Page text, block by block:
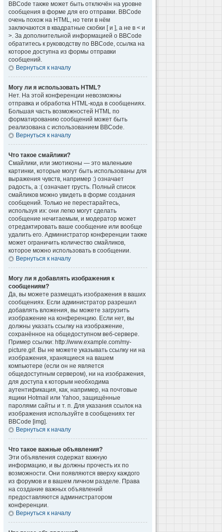
BBCode также может быть отключён на уровне
сообщения в форме для его отправки. BBCode
очень похож на HTML, но теги в нём
заключаются в квадратные скобки [ и ], а не в < и
>. За дополнительной информацией о BBCode
обратитесь к руководству по BBCode, ссылка на
которое доступна из формы отправки
сообщений.
Вернуться к началу
Могу ли я использовать HTML?
Нет. На этой конференции невозможны
отправка и обработка HTML-кода в сообщениях.
Большая часть возможностей HTML по
форматированию сообщений может быть
реализована с использованием BBCode.
Вернуться к началу
Что такое смайлики?
Смайлики, или эмотиконы — это маленькие
картинки, которые могут быть использованы для
выражения чувств, например :) означает
радость, а :( означает грусть. Полный список
смайликов можно увидеть в форме создания
сообщений. Только не перестарайтесь,
используя их: они легко могут сделать
сообщение нечитаемым, и модератор может
отредактировать ваше сообщение или вообще
удалить его. Администратор конференции также
может ограничить количество смайликов,
которое можно использовать в сообщении.
Вернуться к началу
Могу ли я добавлять изображения к
сообщениям?
Да, вы можете размещать изображения в ваших
сообщениях. Если администратор разрешил
добавлять вложения, вы можете загрузить
изображение на конференцию. Если нет, вы
должны указать ссылку на изображение,
сохранённое на общедоступном веб-сервере.
Пример ссылки: http://www.example.com/my-
picture.gif. Вы не можете указывать ссылку ни на
изображения, хранящиеся на вашем
компьютере (если он не является
общедоступным сервером), ни на изображения,
для доступа к которым необходима
аутентификация, как, например, на почтовые
ящики Hotmail или Yahoo, защищённые
паролями сайты и т. п. Для указания ссылок на
изображения используйте в сообщениях тег
BBCode [img].
Вернуться к началу
Что такое важные объявления?
Эти объявления содержат важную
информацию, и вы должны прочесть их по
возможности. Они появляются вверху каждого
из форумов и в вашем личном разделе. Права
на создание важных объявлений
предоставляются администратором
конференции.
Вернуться к началу